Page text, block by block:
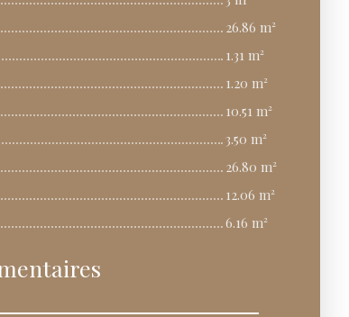
26.86 m²
1.31 m²
1.20 m²
10.51 m²
3.50 m²
26.80 m²
12.06 m²
6.16 m²